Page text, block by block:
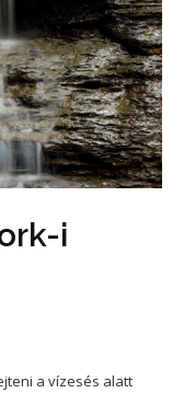
i
a vízesés alatt